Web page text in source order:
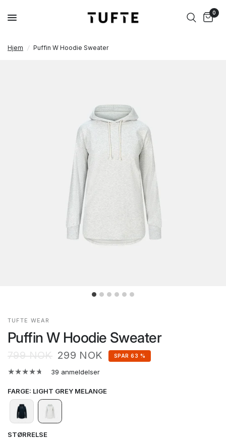
0
Hjem / Puffin W Hoodie Sweater
TUFTE WEAR
Puffin W Hoodie Sweater
799 NOK 299 NOK SPAR 63 %
39 anmeldelser
FARGE: LIGHT GREY MELANGE
STØRRELSE